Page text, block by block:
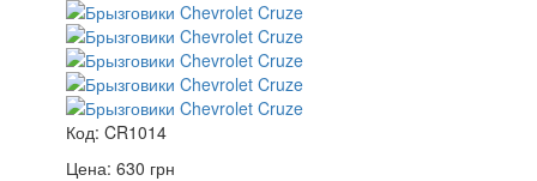
Код: CR1014
Цена: 630 грн